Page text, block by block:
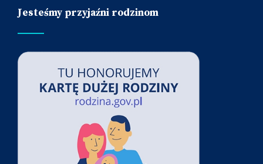
Jesteśmy przyjaźni rodzinom